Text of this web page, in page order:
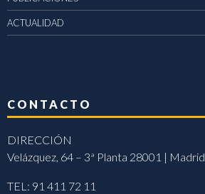
ACTUALIDAD
CONTACTO
DIRECCIÓN
Velázquez, 64 – 3ª Planta 28001 | Madrid
TEL: 91 411 72 11